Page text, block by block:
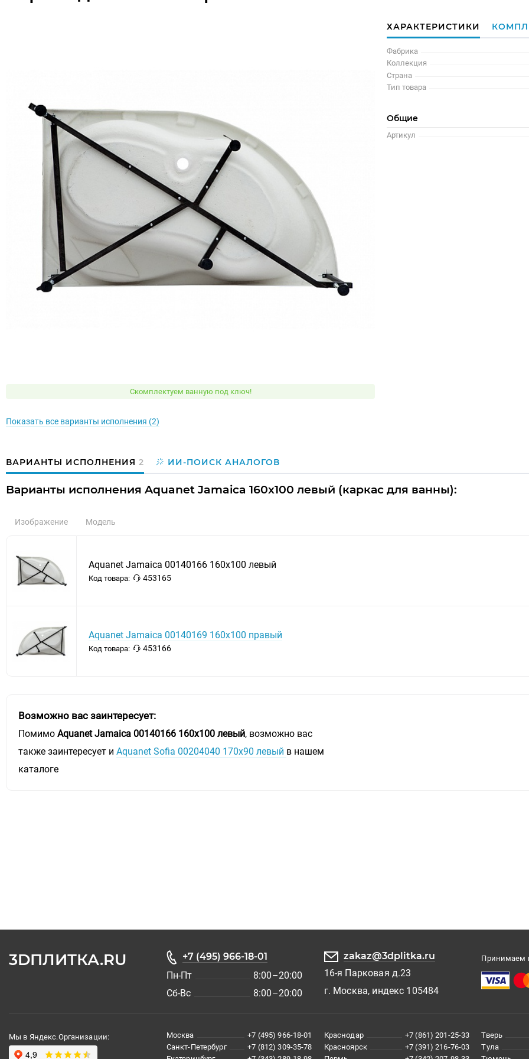
Скомплектуем ванную под ключ!
Показать все варианты исполнения (2)
ХАРАКТЕРИСТИКИ
Фабрика
Коллекция
Страна
Тип товара
Общие
Артикул
ВАРИАНТЫ ИСПОЛНЕНИЯ 2 ИИ-ПОИСК АНАЛОГОВ
Варианты исполнения Aquanet Jamaica 160x100 левый (каркас для ванны):
Изображение Модель
Aquanet Jamaica 00140166 160x100 левый
Код товара: 453165
Aquanet Jamaica 00140169 160x100 правый
Код товара: 453166
Возможно вас заинтересует:
Помимо Aquanet Jamaica 00140166 160x100 левый, возможно вас
также заинтересует и Aquanet Sofia 00204040 170x90 левый в нашем
каталоге
3DПЛИТКА.RU
+7 (495) 966-18-01
Пн-Пт
8:00–20:00
Сб-Вс
8:00–20:00
zakaz@3dplitka.ru
16-я Парковая д.23
г. Москва, индекс 105484
Принимаем
Мы в Яндекс.Организации: Москва
+7 (495) 966-18-01
Санкт-Петербург
+7 (812) 309-35-78
Краснодар
+7 (861) 201-25-33
Красноярск
+7 (391) 216-76-03
Тверь
Тула